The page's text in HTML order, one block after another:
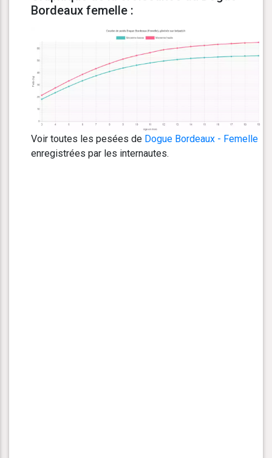
Bordeaux femelle :
Voir toutes les pesées de Dogue Bordeaux - Femelle
enregistrées par les internautes.